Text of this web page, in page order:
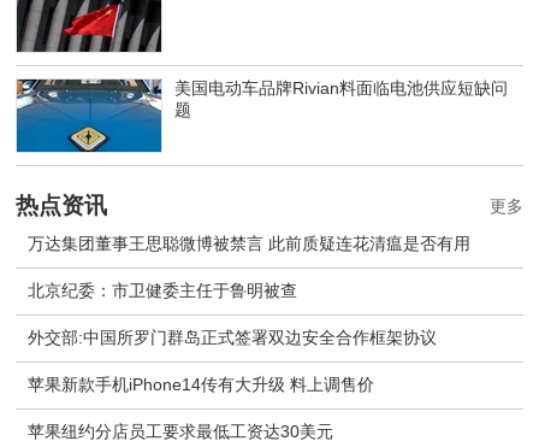
美国电动车品牌Rivian料面临电池供应短缺问
题
热点资讯
万达集团董事王思聪微博被禁言 此前质疑连花清瘟是否有用
北京纪委：市卫健委主任于鲁明被查
外交部:中国所罗门群岛正式签署双边安全合作框架协议
苹果新款手机iPhone14传有大升级 料上调售价
苹果纽约分店员工要求最低工资达30美元
更多